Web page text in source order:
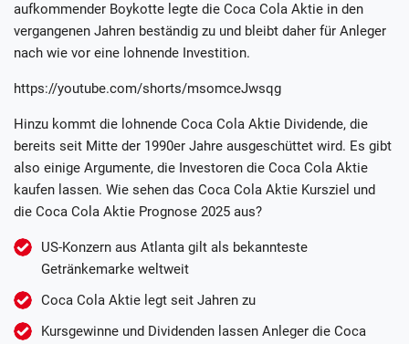
aufkommender Boykotte legte die Coca Cola Aktie in den
vergangenen Jahren beständig zu und bleibt daher für Anleger
nach wie vor eine lohnende Investition.
https://youtube.com/shorts/msomceJwsqg
Hinzu kommt die lohnende Coca Cola Aktie Dividende, die
bereits seit Mitte der 1990er Jahre ausgeschüttet wird. Es gibt
also einige Argumente, die Investoren die Coca Cola Aktie
kaufen lassen. Wie sehen das Coca Cola Aktie Kursziel und
die Coca Cola Aktie Prognose 2025 aus?
US-Konzern aus Atlanta gilt als bekannteste
Getränkemarke weltweit
Coca Cola Aktie legt seit Jahren zu
Kursgewinne und Dividenden lassen Anleger die Coca